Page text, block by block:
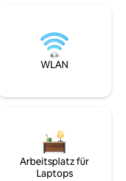
WLAN
Arbeitsplatz für
Laptops